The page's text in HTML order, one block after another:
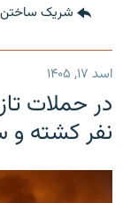
شریک ساختن
اسد ۱۷, ۱۴۰۵
در حملات
نفر کشته و